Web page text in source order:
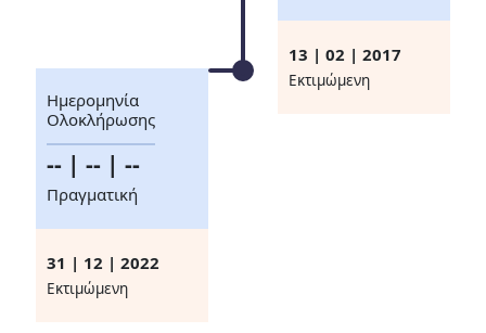
13 | 02 | 2017
Eκτιμώμενη
Ημερομηνία
Ολοκλήρωσης
-- | -- | --
Πραγματική
31 | 12 | 2022
Eκτιμώμενη